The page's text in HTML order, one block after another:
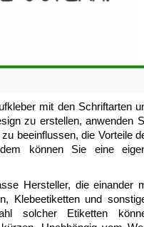
mit den Schriftarten
zu erstellen, anwenden
beeinflussen, die Vorteile
können Sie eine
Hersteller, die einander
Klebeetiketten und
solcher Etiketten